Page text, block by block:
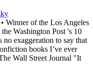
Winner of the Los Angeles
Washington Post 's 10
no exaggeration to say that
books I’ve ever
Wall Street Journal "It